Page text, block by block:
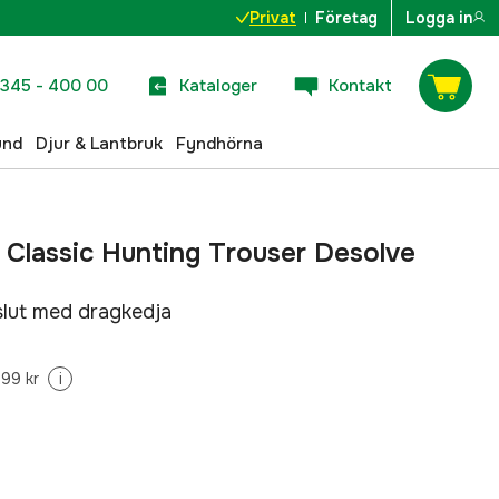
Privat Företag Logga in
- 400 00 Kataloger Kontakt
Djur & Lantbruk Fyndhörna
Hunting Trouser Desolve
med dragkedja
kr i